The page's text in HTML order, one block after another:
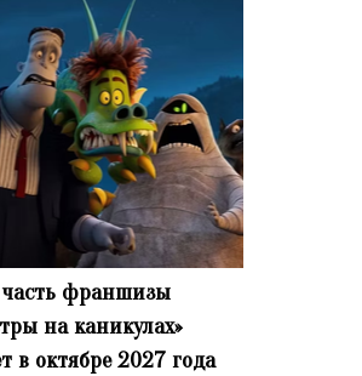
часть франшизы
на каникулах»
в октябре 2027 года